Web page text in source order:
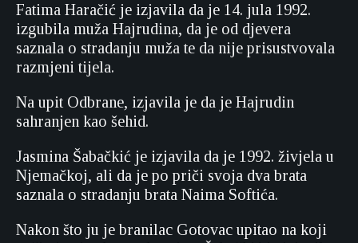
Fatima Haračić je izjavila da je 14. jula 1992.
izgubila muža Hajrudina, da je od djevera
saznala o stradanju muža te da nije prisustvovala
razmjeni tijela.
Na upit Odbrane, izjavila je da je Hajrudin
sahranjen kao šehid.
Jasmina Šabačkić je izjavila da je 1992. živjela u
Njemačkoj, ali da je po priči svoja dva brata
saznala o stradanju brata Naima Softića.
Nakon što ju je branilac Gotovac upitao na koji